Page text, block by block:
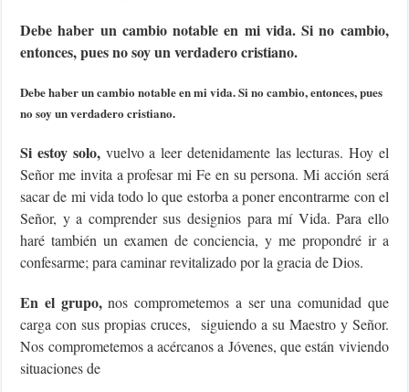
Debe haber un cambio notable en mi vida. Si no cambio,
entonces, pues no soy un verdadero cristiano.
Debe haber un cambio notable en mi vida. Si no cambio, entonces, pues
no soy un verdadero cristiano.
Si estoy solo, vuelvo a leer detenidamente las lecturas. Hoy el
Señor me invita a profesar mi Fe en su persona. Mi acción será
sacar de mi vida todo lo que estorba a poner encontrarme con el
Señor, y a comprender sus designios para mí Vida. Para ello
haré también un examen de conciencia, y me propondré ir a
confesarme; para caminar revitalizado por la gracia de Dios.
En el grupo,nos comprometemos a ser una comunidad que
carga con sus propias cruces, siguiendo a su Maestro y Señor.
Nos comprometemos a acércanos a Jóvenes, que están viviendo
situaciones de